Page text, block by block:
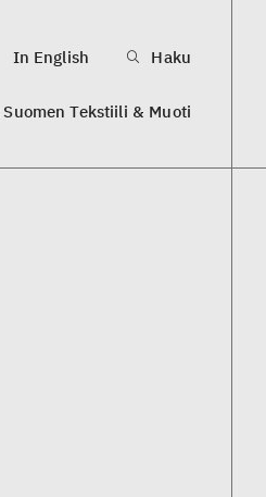
In English Haku
Suomen Tekstiili & Muoti